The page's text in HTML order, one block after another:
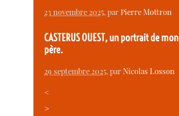
23 novembre 2025, parPierre Mottron
CASTERUS OUEST, un portrait de mon
père.
29 septembre 2025, parNicolas Losson
<
>